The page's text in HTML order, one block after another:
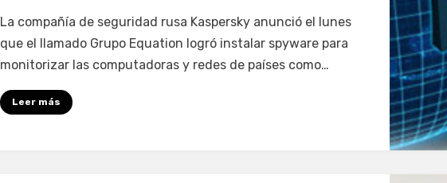
porEnrique
La compañía de seguridad rusa Kaspersky anunció el lunes
que el llamado Grupo Equation logró instalar spyware para
monitorizar las computadoras y redes de países como…
Leer más